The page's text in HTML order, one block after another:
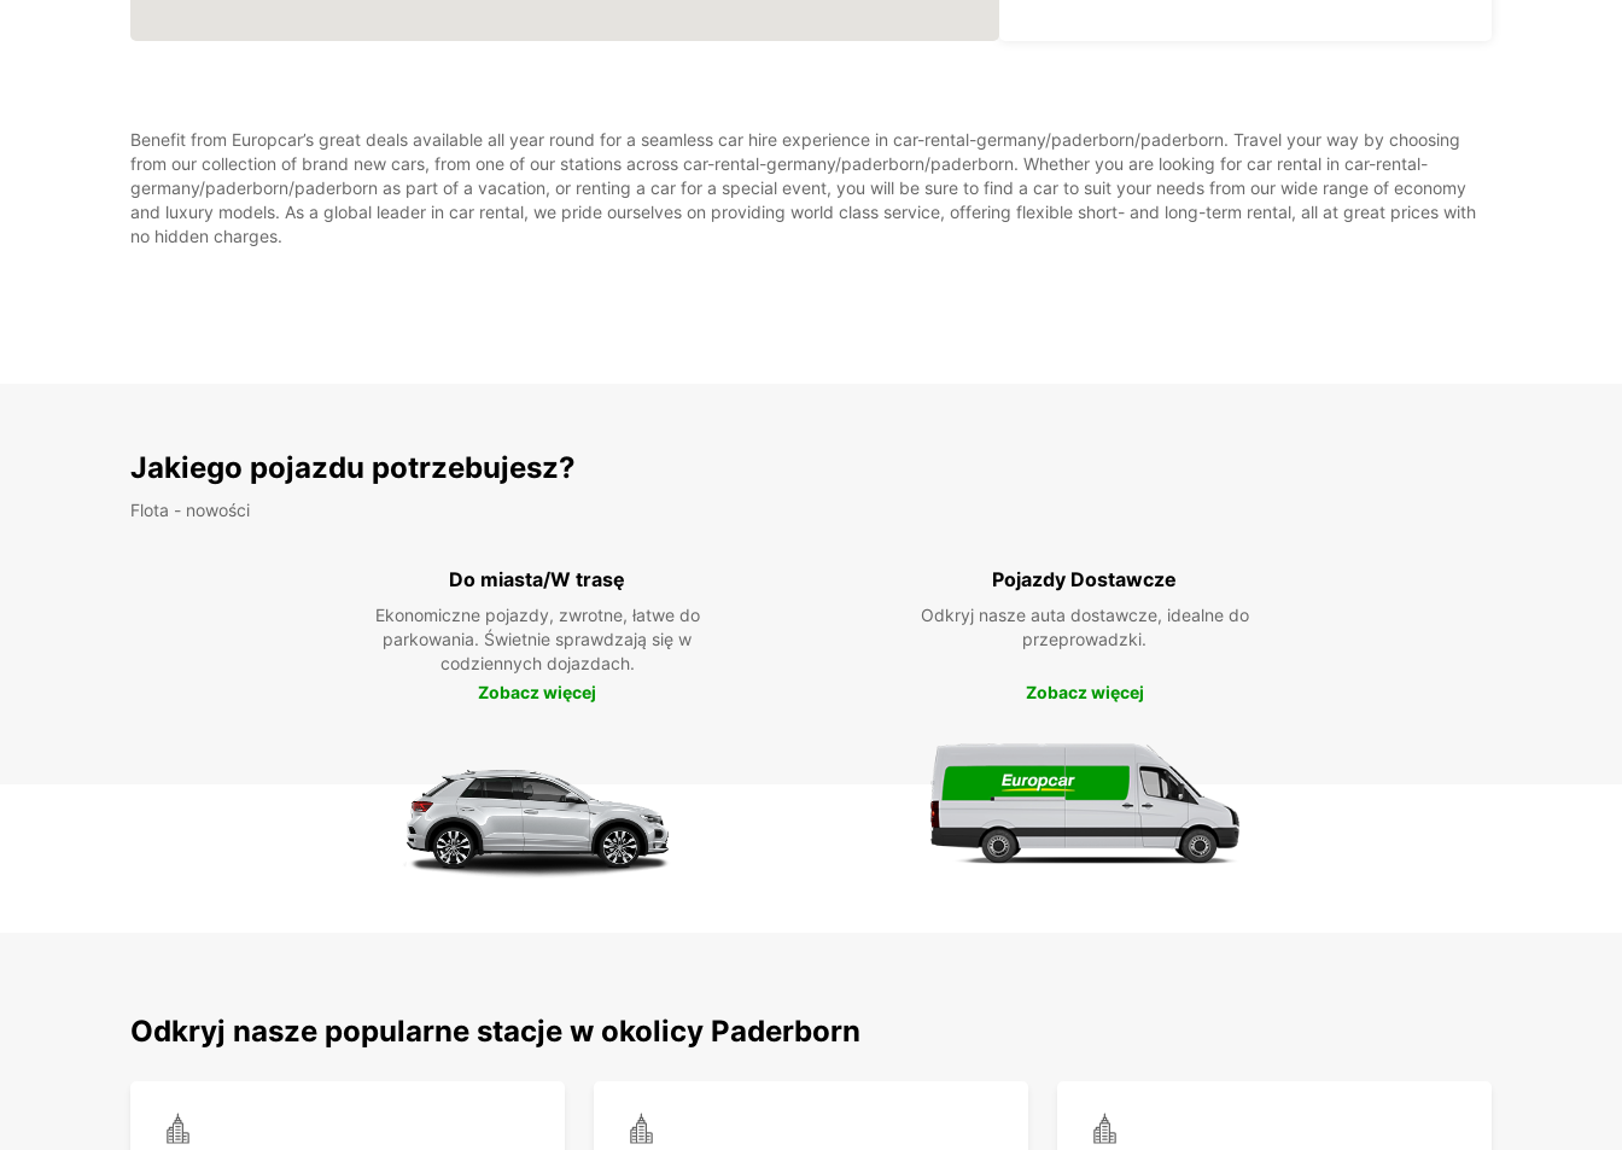
Benefit from Europcar’s great deals available all year round for a seamless car hire experience in car-rental-germany/paderborn/paderborn. Travel your way by choosing
from our collection of brand new cars, from one of our stations across car-rental-germany/paderborn/paderborn. Whether you are looking for car rental in car-rental-
germany/paderborn/paderborn as part of a vacation, or renting a car for a special event, you will be sure to find a car to suit your needs from our wide range of economy
and luxury models. As a global leader in car rental, we pride ourselves on providing world class service, offering flexible short- and long-term rental, all at great prices with
no hidden charges.
Jakiego pojazdu potrzebujesz?
Flota - nowości
Do miasta/W trasę
Ekonomiczne pojazdy, zwrotne, łatwe do
parkowania. Świetnie sprawdzają się w
codziennych dojazdach.
Zobacz więcej
Pojazdy Dostawcze
Odkryj nasze auta dostawcze, idealne do
przeprowadzki.
Zobacz więcej
Odkryj nasze popularne stacje w okolicy Paderborn